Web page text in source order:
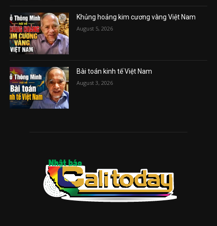
Khủng hoảng kim cương vàng Việt Nam
August 5, 2026
Bài toán kinh tế Việt Nam
August 3, 2026